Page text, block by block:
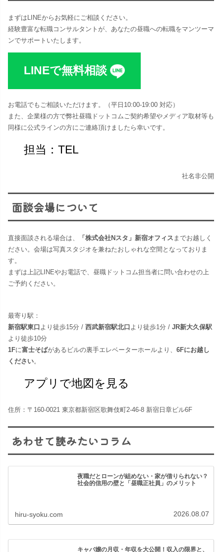
まずはLINEからお気軽にご相談ください。
経験豊富な転職コンサルタントが、あなたの昼職への転職をマンツーマ
ンでサポートいたします。
LINEで無料相談
お電話でもご相談いただけます。（平日10:00-19:00 対応​）
また、企業様の方で弊社昼職ドットコムご契約希望やメディア取材等も
同様に公式ラインの方にご連絡頂けましたら幸いです。
担当：TEL
社名非公開
面談会場について
直接面談される場合は、 「株式会社Nスタ」新宿オフィス までお越しく
ださい。​会場は写真スタジオを兼ねたおしゃれな空間となっておりま
す。
まずは上記LINEやお電話で、昼職ドットコム担当者に問い合わせの上
ご予約ください。
最寄り駅：
新宿駅東口 より徒歩15分 / 西武新宿駅北口 より徒歩1分 / JR新大久保駅
より徒歩10分
1Fに富士そばがあるビルの裏手エレベーターホールより、 6Fにお越し
ください。
アプリで地図を見る
住所：〒160-0021 東京都新宿区歌舞伎町2-46-8 新宿日章ビル6F
あわせて読みたいコラム
夜職だとローンが組めない・家が借りられない？
社会的信用の壁と「昼職正社員」のメリット
hiru-syoku.com 2026.08.07
キャバ嬢の月収・年収を大公開！収入の限界と、